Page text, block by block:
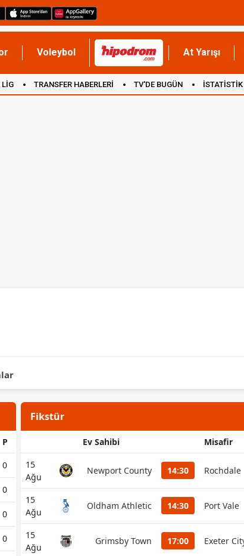
Voleybol At Yarışı
LİG TRANSFER HABERLERİ TV'DE BUGÜN İSTATİSTİK
P
0
0
0
0
Fikstür
Ev Sahibi
Misafir
15
Ağu
Newport County 14:30 Rochdale
15
Ağu
Oldham Athletic 14:30 Port Vale
15
Ağu
Grimsby Town 17:00 Exeter